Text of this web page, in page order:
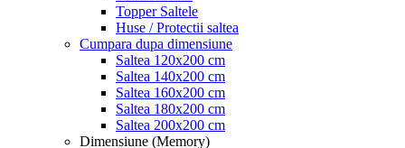
Topper Saltele
Huse / Protectii saltea
Cumpara dupa dimensiune
Saltea 120x200 cm
Saltea 140x200 cm
Saltea 160x200 cm
Saltea 180x200 cm
Saltea 200x200 cm
Dimensiune (Memory)